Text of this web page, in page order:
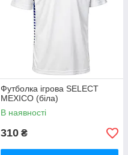
Футболка ігрова SELECT
MEXICO (біла)
В наявності
310 ₴